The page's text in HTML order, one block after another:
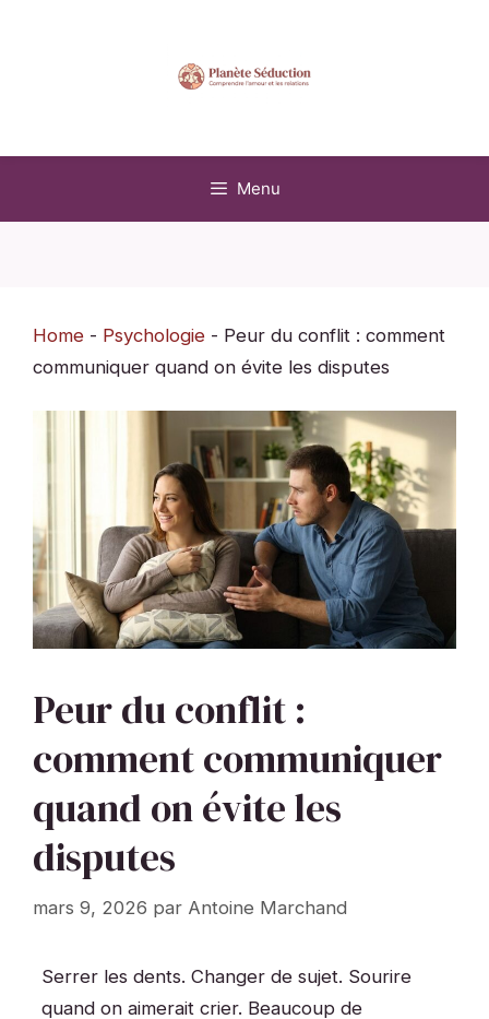
Menu
Home - Psychologie - Peur du conflit : comment
communiquer quand on évite les disputes
Peur du conflit :
comment communiquer
quand on évite les
disputes
mars 9, 2026 par Antoine Marchand
Serrer les dents. Changer de sujet. Sourire
quand on aimerait crier. Beaucoup de